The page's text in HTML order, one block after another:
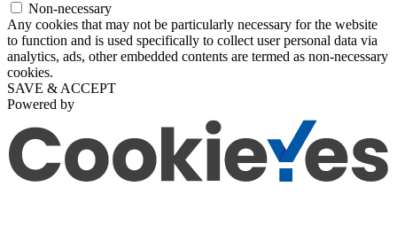
Non-necessary
Any cookies that may not be particularly necessary for the website
to function and is used specifically to collect user personal data via
analytics, ads, other embedded contents are termed as non-necessary
cookies.
SAVE & ACCEPT
Powered by